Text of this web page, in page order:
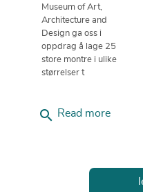
Museum of Art,
Architecture and
Design ga oss i
oppdrag å lage 25
store montre i ulike
størrelser t
search Read more